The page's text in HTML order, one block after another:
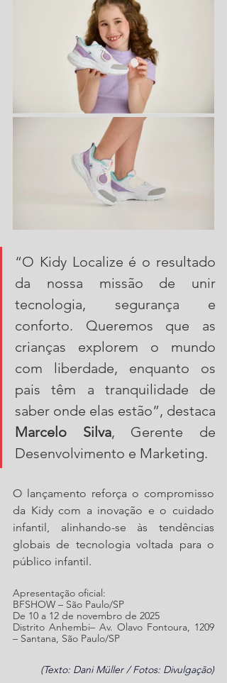
“O Kidy Localize é o resultado
da nossa missão de unir
tecnologia, segurança e
conforto. Queremos que as
crianças explorem o mundo
com liberdade, enquanto os
pais têm a tranquilidade de
Marcelo Silva, Gerente de
Desenvolvimento e Marketing.
O lançamento reforça o compromisso
da Kidy com a inovação e o cuidado
infantil, alinhando-se às tendências
globais de tecnologia voltada para o
público infantil.
Apresentação oficial:
BFSHOW – São Paulo/SP
De 10 a 12 de novembro de 2025
Distrito Anhembi– Av. Olavo Fontoura, 1209
– Santana, São Paulo/SP
(Texto: Dani Müller / Fotos: Divulgação)